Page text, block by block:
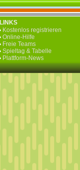
LINKS
Kostenlos registrieren
Online-Hilfe
Freie Teams
Spieltag & Tabelle
Plattform-News